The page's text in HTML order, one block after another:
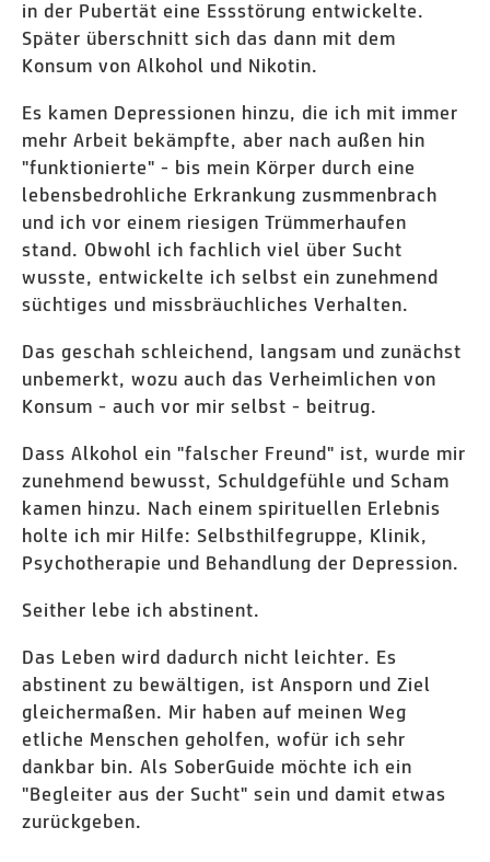
in der Pubertät eine Essstörung entwickelte.
Später überschnitt sich das dann mit dem
Konsum von Alkohol und Nikotin.
Es kamen Depressionen hinzu, die ich mit immer
mehr Arbeit bekämpfte, aber nach außen hin
"funktionierte" - bis mein Körper durch eine
lebensbedrohliche Erkrankung zusmmenbrach
und ich vor einem riesigen Trümmerhaufen
stand. Obwohl ich fachlich viel über Sucht
wusste, entwickelte ich selbst ein zunehmend
süchtiges und missbräuchliches Verhalten.
Das geschah schleichend, langsam und zunächst
unbemerkt, wozu auch das Verheimlichen von
Konsum - auch vor mir selbst - beitrug.
Dass Alkohol ein "falscher Freund" ist, wurde mir
zunehmend bewusst, Schuldgefühle und Scham
kamen hinzu. Nach einem spirituellen Erlebnis
holte ich mir Hilfe: Selbsthilfegruppe, Klinik,
Psychotherapie und Behandlung der Depression.
Seither lebe ich abstinent.
Das Leben wird dadurch nicht leichter. Es
abstinent zu bewältigen, ist Ansporn und Ziel
gleichermaßen. Mir haben auf meinen Weg
etliche Menschen geholfen, wofür ich sehr
dankbar bin. Als SoberGuide möchte ich ein
"Begleiter aus der Sucht" sein und damit etwas
zurückgeben.